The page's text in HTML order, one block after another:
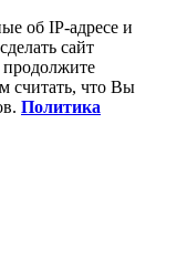
об IP-адресе и
сайт
считать, что Вы
Политика